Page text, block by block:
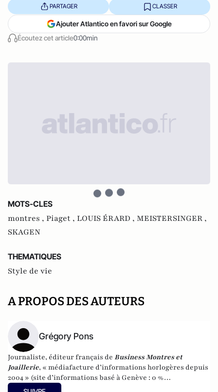
Écoutez cet article0:00min
PARTAGER CLASSER
Ajouter Atlantico en favori sur Google
MOTS-CLES
montres , Piaget , LOUIS ÉRARD , MEISTERSINGER ,
SKAGEN
THEMATIQUES
Style de vie
A PROPOS DES AUTEURS
Grégory Pons
Journaliste, éditeur français de Business Montres et
Joaillerie, « médiafacture d’informations horlogères depuis
2004 » (site d’informations basé à Genève : 0 %
publicité-100 % liberté), spécialiste du marketing horloger